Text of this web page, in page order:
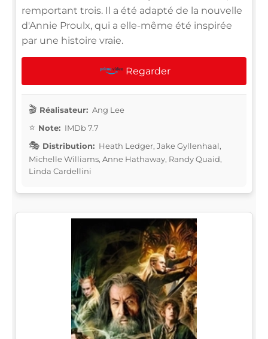
remportant trois. Il a été adapté de la nouvelle
d'Annie Proulx, qui a elle-même été inspirée
par une histoire vraie.
Regarder
Réalisateur: Ang Lee
Note: IMDb 7.7
Distribution: Heath Ledger, Jake Gyllenhaal,
Michelle Williams, Anne Hathaway, Randy Quaid,
Linda Cardellini